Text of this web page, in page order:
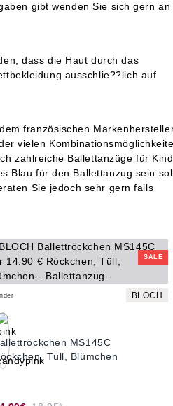
gibt wenden Sie sich gern an
dass die Haut durch das
ausschlie??lich auf
französischen
vielen
zahlreiche Ballettanzüge für
Blau für den Ballettanzug sein
Sie jedoch sehr gern falls
SALE
BLOCH
MS145C
Tüll, Blümchen